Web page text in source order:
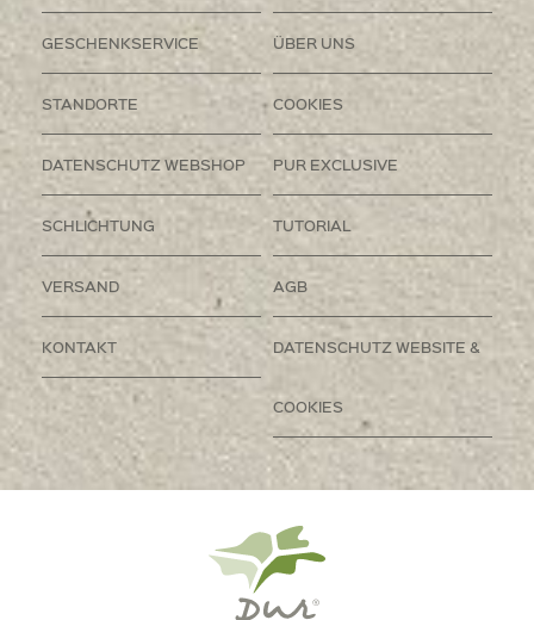
GESCHENKSERVICE ÜBER UNS
STANDORTE COOKIES
DATENSCHUTZ WEBSHOP PUR EXCLUSIVE
SCHLICHTUNG TUTORIAL
VERSAND AGB
KONTAKT DATENSCHUTZ WEBSITE &
COOKIES